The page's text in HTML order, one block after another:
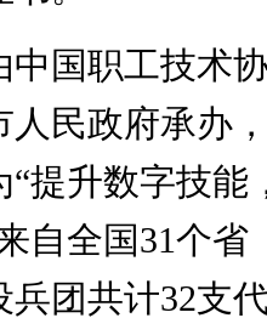
国职工技术协
人民政府承办
提升数字技能
自全国31个省
团共计32支